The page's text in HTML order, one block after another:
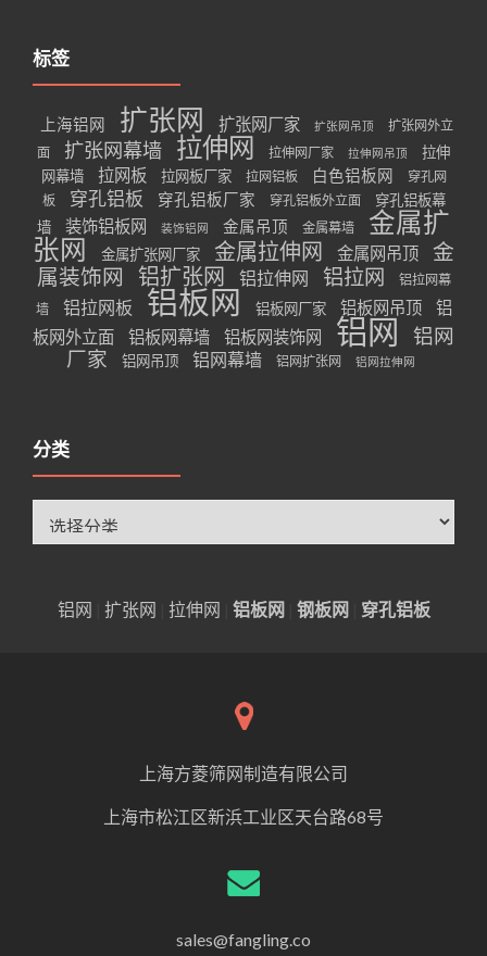
标签
上海铝网 扩张网 扩张网厂家 扩张网吊顶
扩张网外立
面
扩张网幕墙 拉伸网 拉伸网厂家 拉伸网吊顶
拉伸
网幕墙
拉网板 拉网板厂家 拉网铝板 白色铝板网
穿孔网
板
穿孔铝板 穿孔铝板厂家 穿孔铝板外立面
穿孔铝板幕
墙
装饰铝板网 装饰铝网 金属吊顶 金属幕墙
金属扩
张网
金属扩张网厂家 金属拉伸网 金属网吊顶
金
属装饰网
铝扩张网 铝拉伸网 铝拉网
铝拉网幕
墙
铝拉网板 铝板网 铝板网厂家 铝板网吊顶
铝
板网外立面
铝板网幕墙 铝板网装饰网 铝网
铝网
厂家
铝网吊顶 铝网幕墙 铝网扩张网 铝网拉伸网
分类
铝网 扩张网 拉伸网 铝板网 钢板网 穿孔铝板
上海方菱筛网制造有限公司
上海市松江区新浜工业区天台路68号
sales@fangling.co